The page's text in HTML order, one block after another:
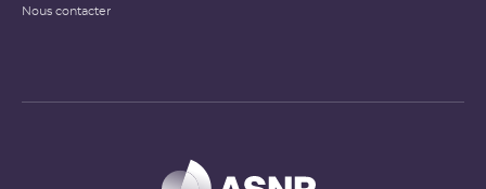
Nous contacter